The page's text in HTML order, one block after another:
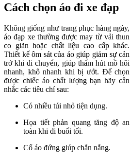
Cách chọn áo đi xe đạp
Không giống như trang phục hàng ngày,
áo đạp xe thường được may từ vải thun
co giãn hoặc chất liệu cao cấp khác.
Thiết kế ôm sát của áo giúp giảm sự cản
trở khi di chuyển, giúp thấm hút mồ hôi
nhanh, khô nhanh khi bị ướt. Để chọn
được chiếc áo chất lượng bạn hãy cân
nhắc các tiêu chí sau:
Có nhiều túi nhỏ tiện dụng.
Họa tiết phản quang tăng độ an
toàn khi đi buổi tối.
Cổ áo đứng giúp chắn nắng.